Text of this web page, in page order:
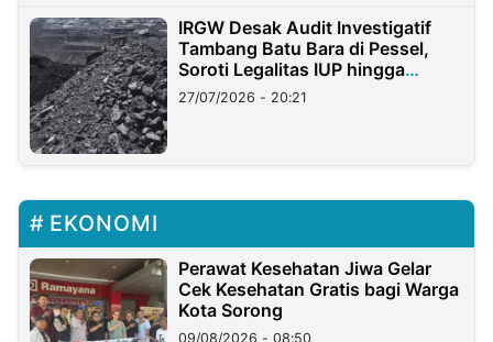
IRGW Desak Audit Investigatif
Tambang Batu Bara di Pessel,
Soroti Legalitas IUP hingga
Stockpile
27/07/2026 - 20:21
EKONOMI
Perawat Kesehatan Jiwa Gelar
Cek Kesehatan Gratis bagi Warga
Kota Sorong
09/08/2026 - 08:50